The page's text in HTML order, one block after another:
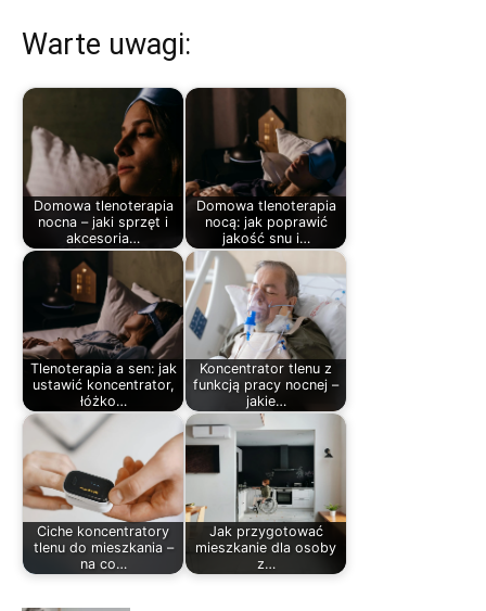
Warte uwagi:
Domowa tlenoterapia
nocna – jaki sprzęt i
akcesoria…
Domowa tlenoterapia
nocą: jak poprawić
jakość snu i…
Tlenoterapia a sen: jak
ustawić koncentrator,
łóżko…
Koncentrator tlenu z
funkcją pracy nocnej –
jakie…
Ciche koncentratory
tlenu do mieszkania –
na co…
Jak przygotować
mieszkanie dla osoby
z…